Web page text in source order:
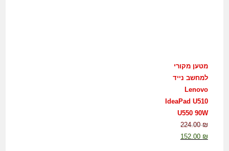
מטען מקורי
למחשב נייד
Lenovo
IdeaPad U510
U550 90W
224.00₪
152.00 ₪